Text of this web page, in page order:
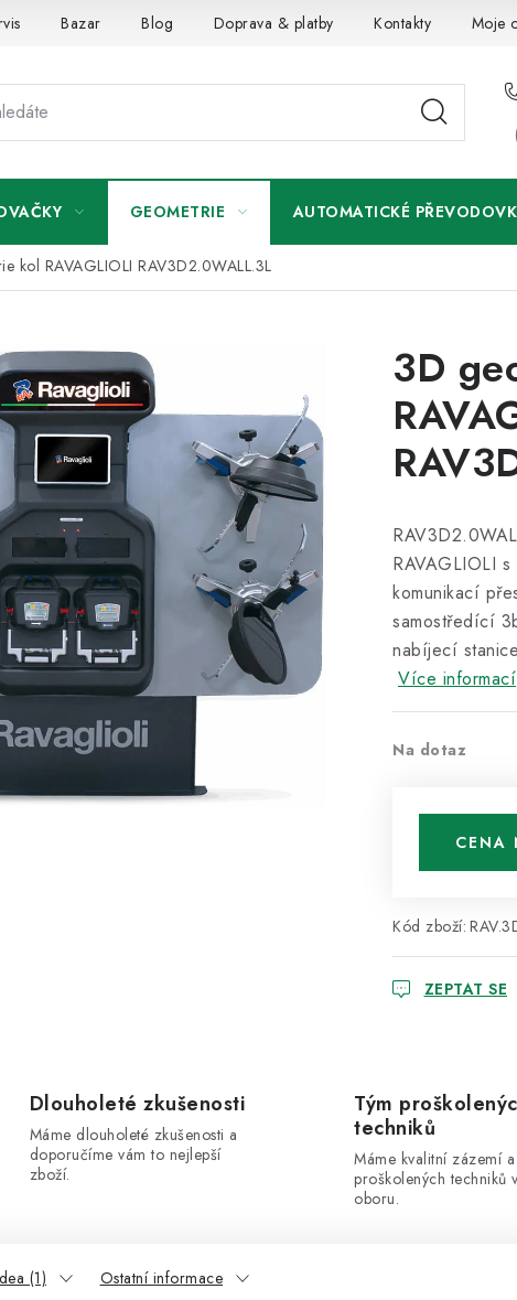
Bazar Blog Doprava & platby Kontakty Moje
GEOMETRIE AUTOMATICKÉ
kol RAVAGLIOLI RAV3D2.0WALL.3L
3D
RAVAGLIOLI
komunikací
samostředící
nabíjecí
Více informací
Na dotaz
CENA
Kód zboží:
ZEPTAT SE
Dlouholeté zkušenosti
Máme dlouholeté zkušenosti a
doporučíme vám to nejlepší
zboží.
Tým
techniků
Máme kvalitní zázemí
proškolených techniků
oboru.
(1) Ostatní informace